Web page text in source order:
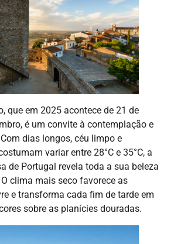
que em 2025 acontece de 21 de
é um convite à contemplação e
dias longos, céu limpo e
variar entre 28°C e 35°C, a
de Portugal revela toda a sua beleza
clima mais seco favorece as
e transforma cada fim de tarde em
sobre as planícies douradas.